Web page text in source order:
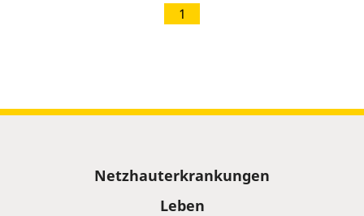
1
Netzhauterkrankungen
Leben